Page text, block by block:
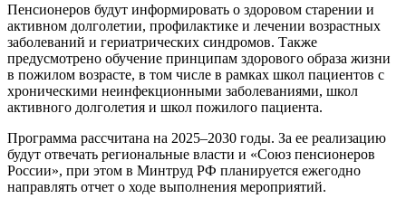
Пенсионеров будут информировать о здоровом старении и
активном долголетии, профилактике и лечении возрастных
заболеваний и гериатрических синдромов. Также
предусмотрено обучение принципам здорового образа жизни
в пожилом возрасте, в том числе в рамках школ пациентов с
хроническими неинфекционными заболеваниями, школ
активного долголетия и школ пожилого пациента.
Программа рассчитана на 2025–2030 годы. За ее реализацию
будут отвечать региональные власти и «Союз пенсионеров
России», при этом в Минтруд РФ планируется ежегодно
направлять отчет о ходе выполнения мероприятий.